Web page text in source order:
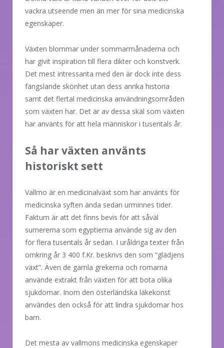
vackra utseende men än mer för sina medicinska
egenskaper.
Växten blommar under sommarmånaderna och
har givit inspiration till flera dikter och konstverk.
Det mest intressanta med den är dock inte dess
fängslande skönhet utan dess anrika historia
samt det flertal medicinska användningsområden
som växten har. Det är av dessa skäl som växten
har använts för att hela människor i tusentals år.
Så har växten använts
historiskt sett
Vallmo är en medicinalväxt som har använts för
medicinska syften ända sedan urminnes tider.
Faktum är att det finns bevis för att såväl
sumererna som egyptierna använde sig av den
för flera tusentals år sedan. I uråldriga texter från
omkring år 3 400 f.Kr. beskrivs den som “glädjens
växt”. Även de gamla grekerna och romarna
använde extrakt från växten för att bota olika
sjukdomar. Inom den österländska läkekonst
användes den också för att lindra sjukdomar hos
barn.
Det mesta av vallmons medicinska egenskaper